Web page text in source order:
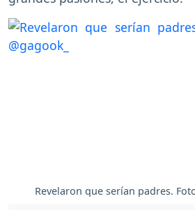
Revelaron que serían padres.